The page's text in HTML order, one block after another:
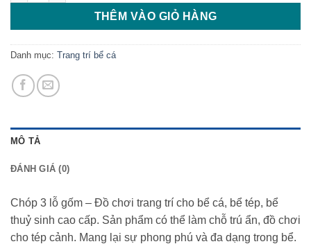
THÊM VÀO GIỎ HÀNG
Danh mục: Trang trí bể cá
MÔ TẢ
ĐÁNH GIÁ (0)
Chóp 3 lỗ gốm – Đồ chơi trang trí cho bể cá, bể tép, bể
thuỷ sinh cao cấp. Sản phẩm có thể làm chỗ trú ẩn, đồ chơi
cho tép cảnh. Mang lại sự phong phú và đa dạng trong bể.